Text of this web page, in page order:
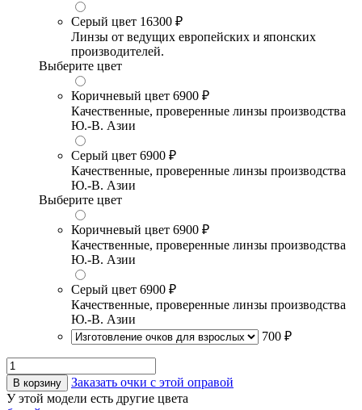
Серый цвет 16300 ₽
Линзы от ведущих европейских и японских
производителей.
Выберите цвет
Коричневый цвет 6900 ₽
Качественные, проверенные линзы производства
Ю.-В. Азии
Серый цвет 6900 ₽
Качественные, проверенные линзы производства
Ю.-В. Азии
Выберите цвет
Коричневый цвет 6900 ₽
Качественные, проверенные линзы производства
Ю.-В. Азии
Серый цвет 6900 ₽
Качественные, проверенные линзы производства
Ю.-В. Азии
700 ₽
В корзину
Заказать очки с этой оправой
У этой модели есть другие цвета